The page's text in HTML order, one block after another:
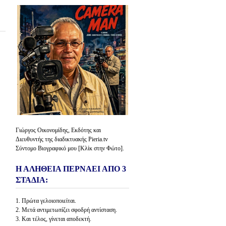
Γιώργος Οικονομίδης, Εκδότης και
Διευθυντής της διαδικτυακής Pieria.tv
Σύντομο Βιογραφικό μου [Κλίκ στην Φώτο].
Η ΑΛΗΘΕΙΑ ΠΕΡΝΑΕΙ ΑΠΟ 3
ΣΤΑΔΙΑ:
1. Πρώτα γελοιοποιείται.
2. Μετά αντιμετωπίζει σφοδρή αντίσταση.
3. Και τέλος, γίνεται αποδεκτή.